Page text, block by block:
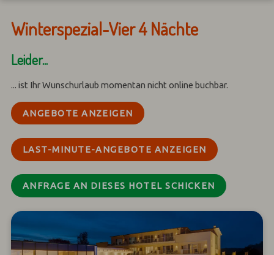
Winterspezial-Vier 4 Nächte
Leider...
... ist Ihr Wunschurlaub momentan nicht online buchbar.
ANGEBOTE ANZEIGEN
LAST-MINUTE-ANGEBOTE ANZEIGEN
ANFRAGE AN DIESES HOTEL SCHICKEN